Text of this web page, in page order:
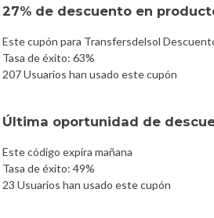
27% de descuento en
Este cupón para Transfersdelsol
Tasa de éxito: 63%
207 Usuarios han usado este cupón
Última oportunidad de
Este código expira mañana
Tasa de éxito: 49%
23 Usuarios han usado este cupón